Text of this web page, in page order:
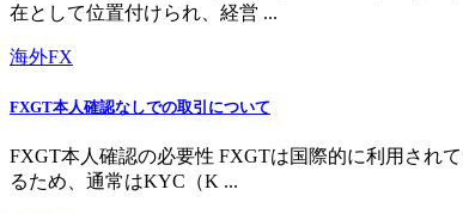
在として位置付けられ、経営 ...
海外FX
FXGT本人確認なしでの取引について
FXGT本人確認の必要性 FXGTは国際的に利用され
るため、通常はKYC（K ...